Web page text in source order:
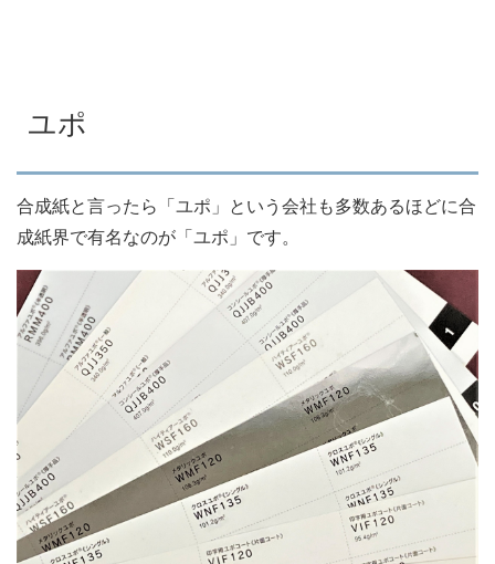
ユポ
合成紙と言ったら「ユポ」という会社も多数あるほどに合
成紙界で有名なのが「ユポ」です。